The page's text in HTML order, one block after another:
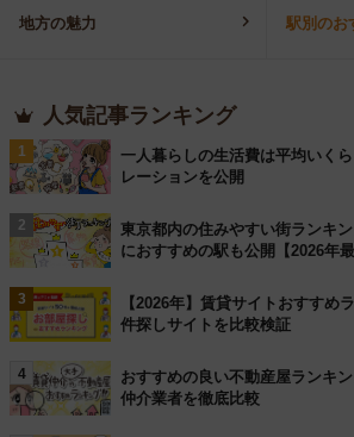
地方の魅力 駅別のお
人気記事ランキング
1
一人暮らしの生活費は平均いく
レーションを公開
2
東京都内の住みやすい街ランキ
におすすめの駅も公開【2026年最
3
【2026年】賃貸サイトおすすめ
件探しサイトを比較検証
4
おすすめの良い不動産屋ランキ
仲介業者を徹底比較